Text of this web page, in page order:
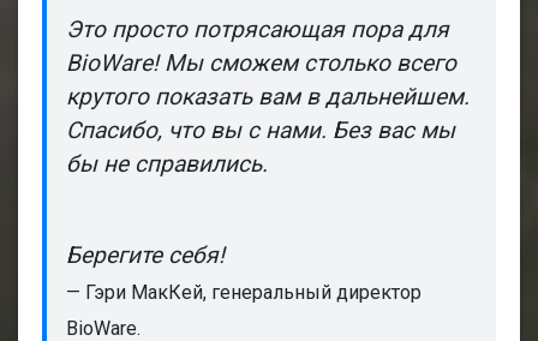
Это просто потрясающая пора для
BioWare! Мы сможем столько всего
крутого показать вам в дальнейшем.
Спасибо, что вы с нами. Без вас мы
бы не справились.
Берегите себя!
— Гэри МакКей, генеральный директор
BioWare.